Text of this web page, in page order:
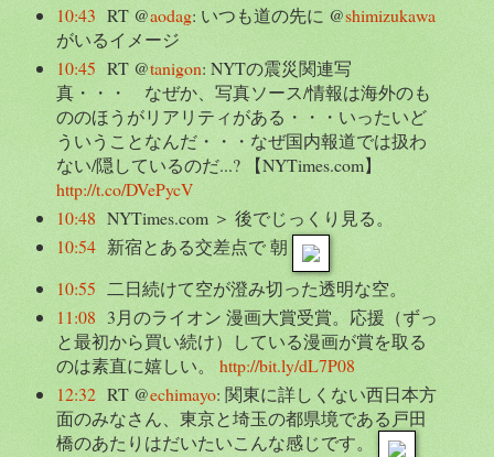
10:43 RT @aodag: いつも道の先に @shimizukawa
がいるイメージ
10:45 RT @tanigon: NYTの震災関連写
真・・・ なぜか、写真ソース/情報は海外のも
ののほうがリアリティがある・・・いったいど
ういうことなんだ・・・なぜ国内報道では扱わ
ない/隠しているのだ...? 【NYTimes.com】
http://t.co/DVePycV
10:48 NYTimes.com ＞ 後でじっくり見る。
10:54 新宿とある交差点で 朝
10:55
二日続けて空が澄み切った透明な空。
11:08 3月のライオン 漫画大賞受賞。応援（ずっ
と最初から買い続け）している漫画が賞を取る
のは素直に嬉しい。 http://bit.ly/dL7P08
12:32 RT @echimayo: 関東に詳しくない西日本方
面のみなさん、東京と埼玉の都県境である戸田
橋のあたりはだいたいこんな感じです。